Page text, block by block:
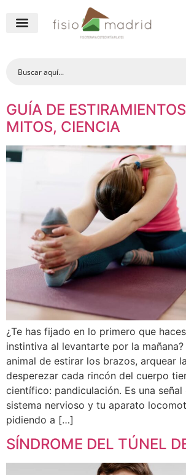
GUÍA DE
MITOS, CIENCIA
¿Te has fijado en lo primero que
instintiva al levantarte por la
animal de estirar los brazos, arquear
desperezar cada rincón del cuerpo
científico: pandiculación. Es una
sistema nervioso y tu aparato
pidiendo a […]
SÍNDROME DEL TÚNEL